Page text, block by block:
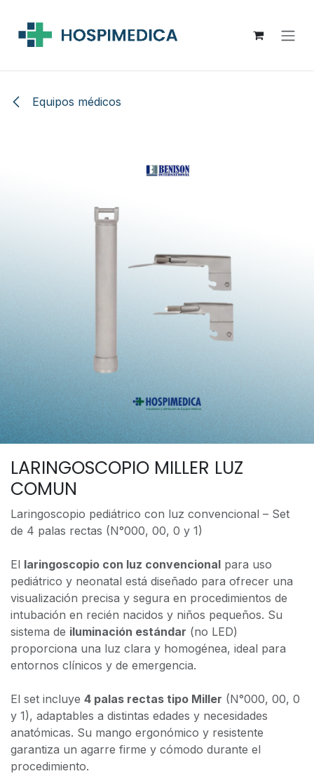
Equipos médicos
LARINGOSCOPIO MILLER LUZ
COMUN
Laringoscopio pediátrico con luz convencional – Set
de 4 palas rectas (N°000, 00, 0 y 1)
El laringoscopio con luz convencional para uso
pediátrico y neonatal está diseñado para ofrecer una
visualización precisa y segura en procedimientos de
intubación en recién nacidos y niños pequeños. Su
sistema de iluminación estándar (no LED)
proporciona una luz clara y homogénea, ideal para
entornos clínicos y de emergencia.
El set incluye 4 palas rectas tipo Miller (N°000, 00, 0
y 1), adaptables a distintas edades y necesidades
anatómicas. Su mango ergonómico y resistente
garantiza un agarre firme y cómodo durante el
procedimiento.